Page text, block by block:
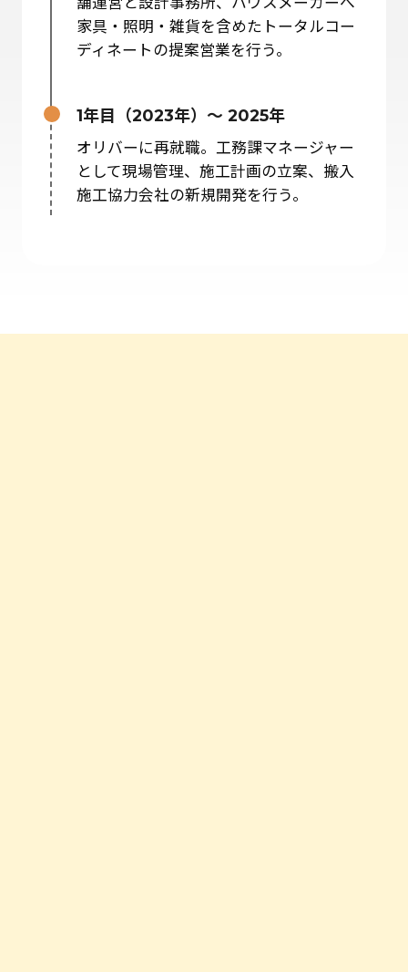
家具・照明・雑貨を含めたトータルコー
ディネートの提案営業を行う。
1年目（2023年）～ 2025年
オリバーに再就職。工務課マネージャー
として現場管理、施工計画の立案、搬入
施工協力会社の新規開発を行う。